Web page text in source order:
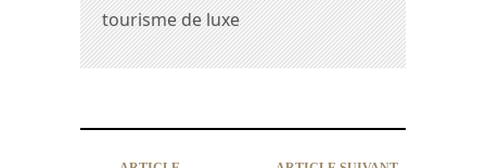
tourisme de luxe